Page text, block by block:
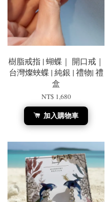
樹脂戒指 | 蝴蝶｜ 開口戒｜
台灣燦蛺蝶 | 純銀 | 禮物| 禮
盒
NT$ 1,680
加入購物車